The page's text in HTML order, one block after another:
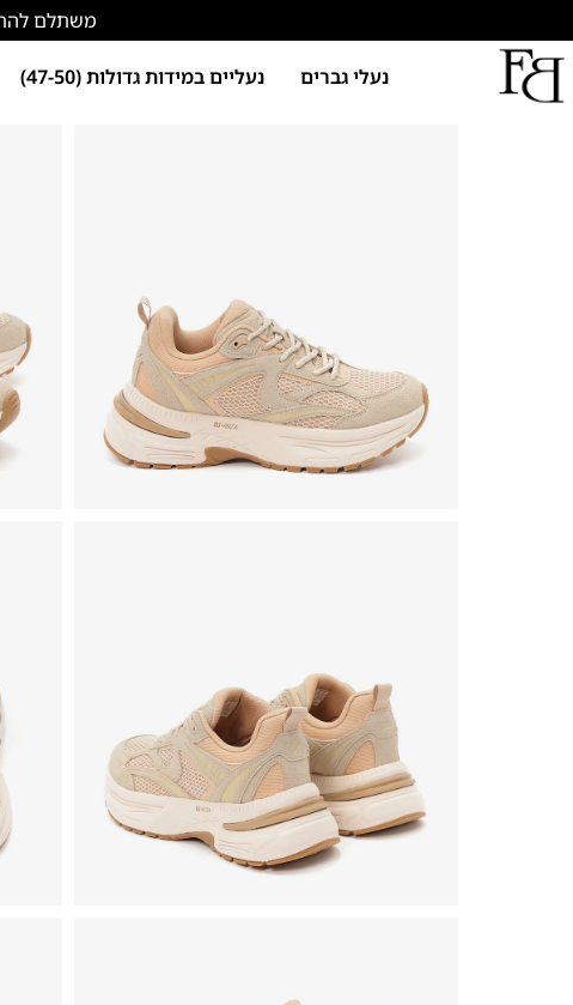
משתלם להתחדש:
נעלי גברים נעליים במידות גדולות (47-50)